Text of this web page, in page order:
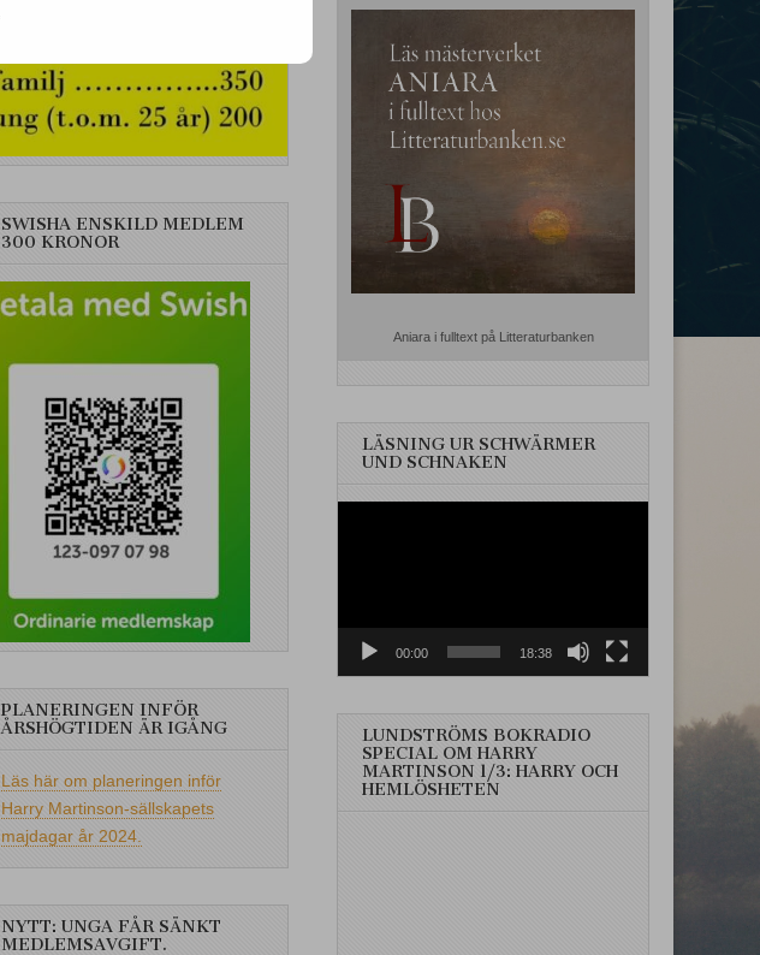
SWISHA ENSKILD MEDLEM
300 KRONOR
PLANERINGEN INFÖR
ÅRSHÖGTIDEN ÄR IGÅNG
Läs här om planeringen inför
Harry Martinson-sällskapets
majdagar år 2024.
NYTT: UNGA FÅR SÄNKT
MEDLEMSAVGIFT.
Aniara i fulltext på Litteraturbanken
LÄSNING UR SCHWÄRMER
UND SCHNAKEN
00:00 18:38
LUNDSTRÖMS BOKRADIO
SPECIAL OM HARRY
MARTINSON 1/3: HARRY OCH
HEMLÖSHETEN